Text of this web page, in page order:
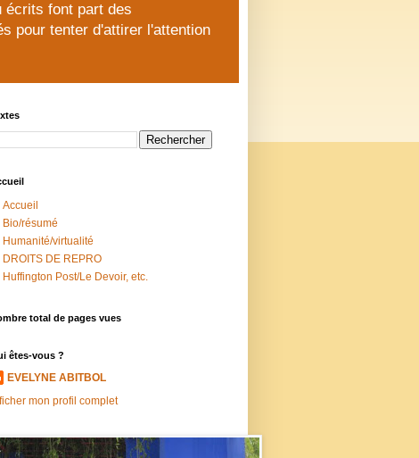
écrits font part des
pour tenter d'attirer l'attention
Accueil
Bio/résumé
Humanité/virtualité
DROITS DE REPRO
Huffington Post/Le Devoir, etc.
total de pages vues
êtes-vous ?
EVELYNE ABITBOL
mon profil complet